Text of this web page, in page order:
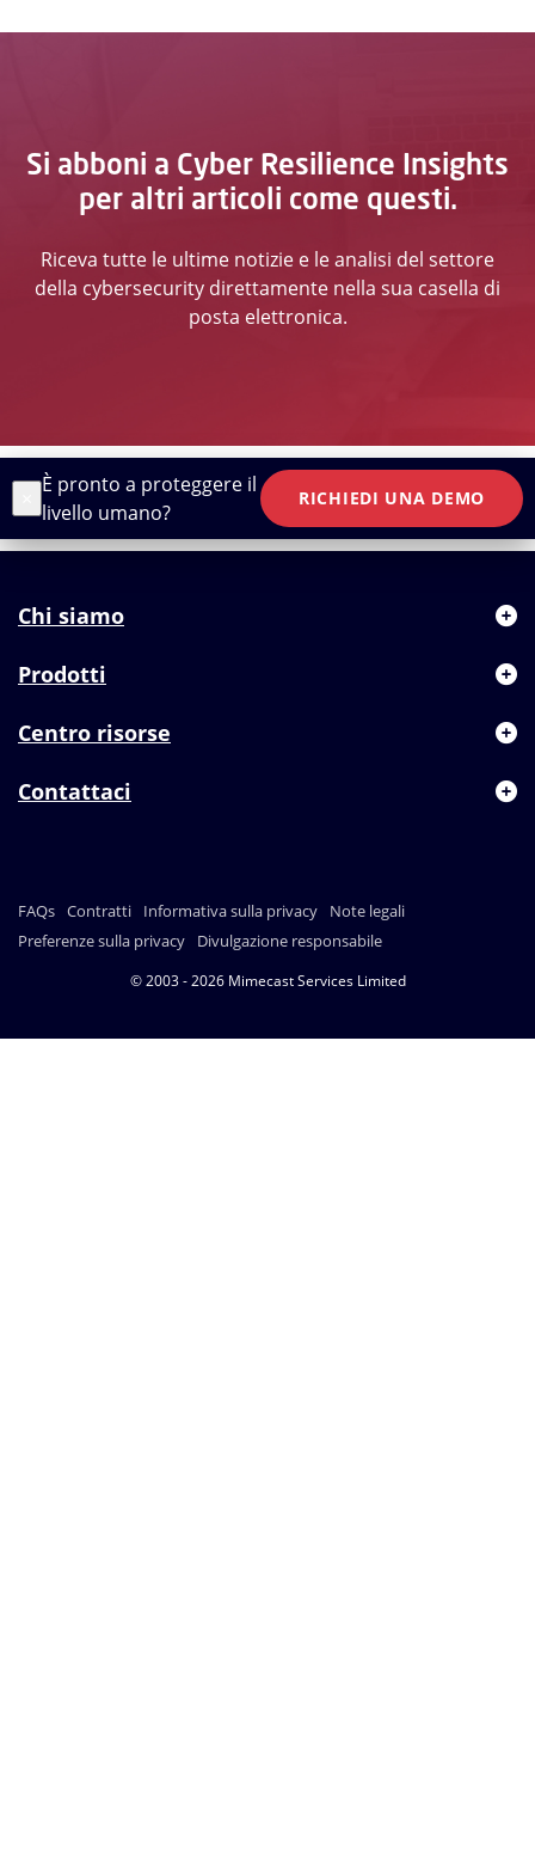
Si abboni a Cyber Resilience Insights
per altri articoli come questi.
Riceva tutte le ultime notizie e le analisi del settore
della cybersecurity direttamente nella sua casella di
posta elettronica.
È pronto a proteggere il
livello umano?
RICHIEDI UNA DEMO
Chi siamo
Prodotti
Centro risorse
Contattaci
FAQs Contratti Informativa sulla privacy
Note legali
Preferenze sulla privacy
Divulgazione responsabile
© 2003 - 2026 Mimecast Services Limited